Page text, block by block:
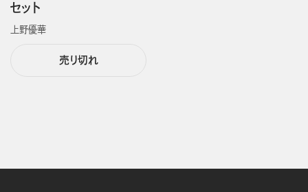
セット
上野優華
売り切れ